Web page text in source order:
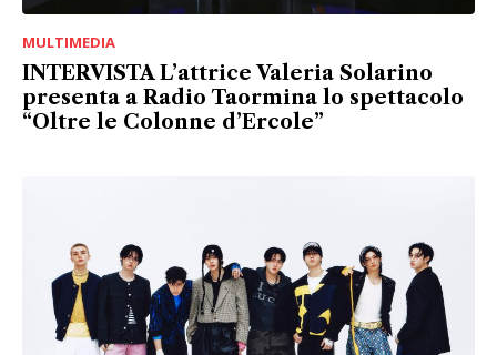
MULTIMEDIA
INTERVISTA L’attrice Valeria Solarino
presenta a Radio Taormina lo spettacolo
“Oltre le Colonne d’Ercole”